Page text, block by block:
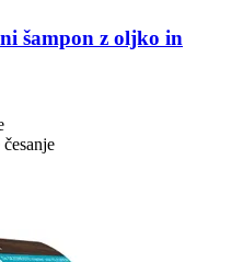
šampon z oljko in